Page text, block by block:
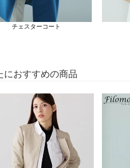
チェスターコート
におすすめの商品